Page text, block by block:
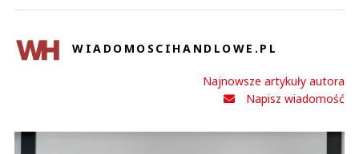
WIADOMOSCIHANDLOWE.PL
Najnowsze artykuły autora
Napisz wiadomość